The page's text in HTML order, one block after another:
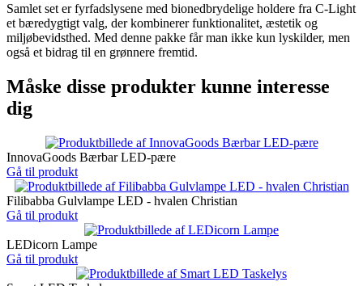
Samlet set er fyrfadslysene med bionedbrydelige holdere fra C-Light
et bæredygtigt valg, der kombinerer funktionalitet, æstetik og
miljøbevidsthed. Med denne pakke får man ikke kun lyskilder, men
også et bidrag til en grønnere fremtid.
Måske disse produkter kunne interesse
dig
InnovaGoods Bærbar LED-pære
Gå til produkt
Filibabba Gulvlampe LED - hvalen Christian
Gå til produkt
LEDicorn Lampe
Gå til produkt